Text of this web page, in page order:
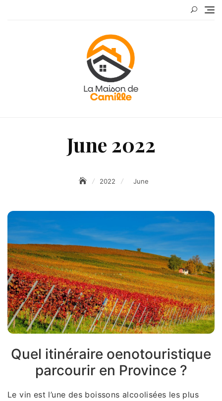
June 2022
2022 June
Quel itinéraire oenotouristique
parcourir en Province ?
Le vin est l’une des boissons alcoolisées les plus